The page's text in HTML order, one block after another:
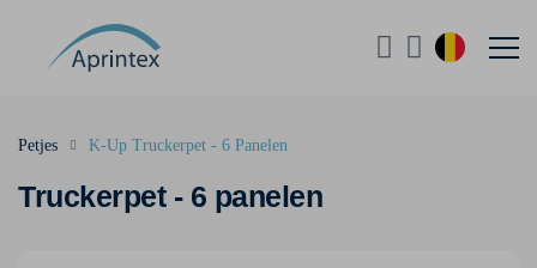
Truckerpet - 6 panelen
Petjes K-Up Truckerpet - 6 Panelen